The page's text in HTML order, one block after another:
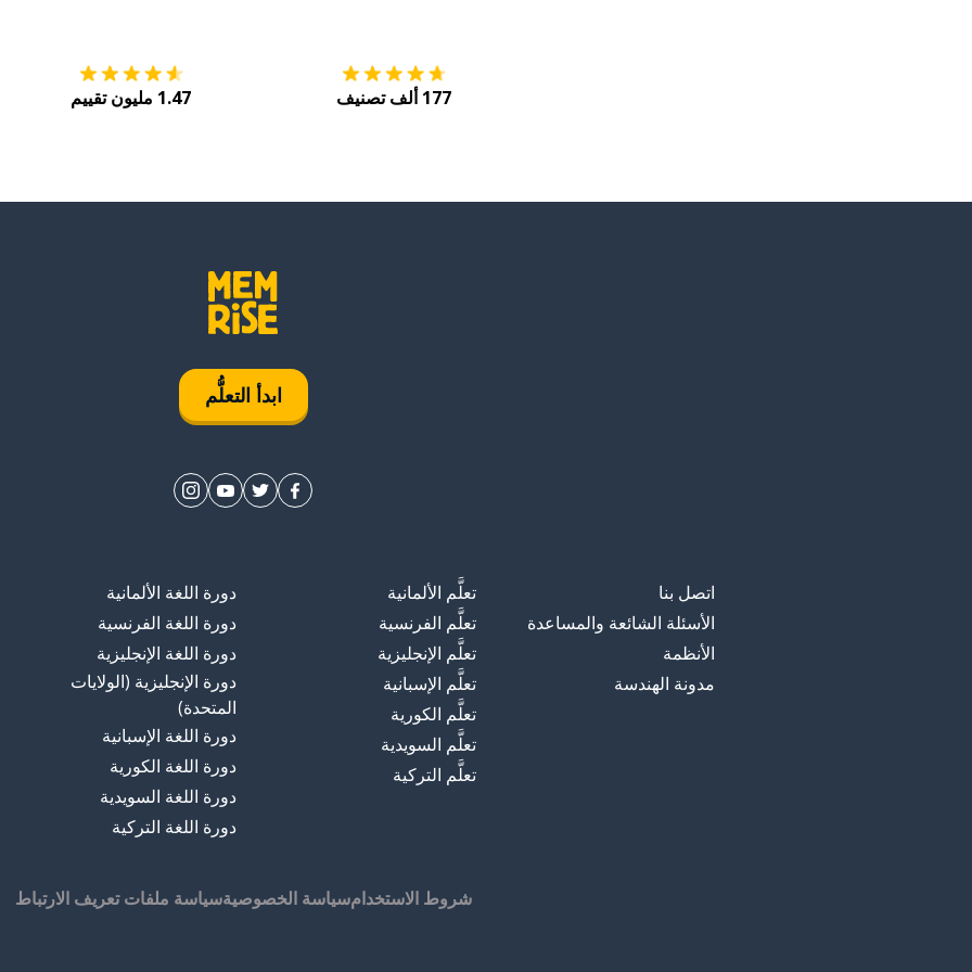
177 ألف تصنيف 1.47 مليون تقييم
ابدأ التعلُّم
اتصل بنا
الأسئلة الشائعة والمساعدة
الأنظمة
مدونة الهندسة
تعلَّم الألمانية
تعلَّم الفرنسية
تعلَّم الإنجليزية
تعلَّم الإسبانية
تعلَّم الكورية
تعلَّم السويدية
تعلَّم التركية
دورة اللغة الألمانية
دورة اللغة الفرنسية
دورة اللغة الإنجليزية
دورة الإنجليزية (الولايات
المتحدة)
دورة اللغة الإسبانية
دورة اللغة الكورية
دورة اللغة السويدية
دورة اللغة التركية
شروط الاستخدامسياسة الخصوصيةسياسة ملفات تعريف الارتباط